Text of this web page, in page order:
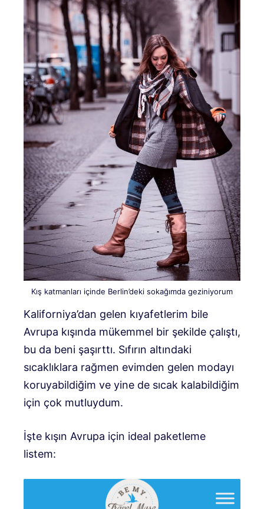
Kış katmanları içinde Berlin’deki sokağımda geziniyorum
Kaliforniya’dan gelen kıyafetlerim bile
Avrupa kışında mükemmel bir şekilde çalıştı,
bu da beni şaşırttı. Sıfırın altındaki
sıcaklıklara rağmen evimden gelen modayı
koruyabildiğim ve yine de sıcak kalabildiğim
için çok mutluydum.
İşte kışın Avrupa için ideal paketleme
listem: